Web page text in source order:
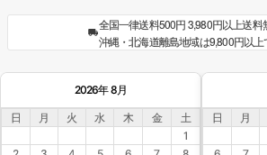
全国一律送料500円 3,980円以上送料
沖縄・北海道離島地域は9,800円以
2026年 8月
日 月 火 水 木 金
土
1
日 月